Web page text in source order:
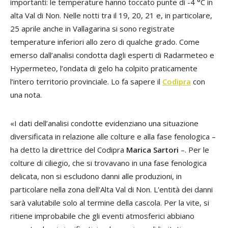
importanti: le temperature hanno toccato punte di -4 °C in
alta Val di Non. Nelle notti tra il 19, 20, 21 e, in particolare,
25 aprile anche in Vallagarina si sono registrate
temperature inferiori allo zero di qualche grado. Come
emerso dall’analisi condotta dagli esperti di Radarmeteo e
Hypermeteo, l’ondata di gelo ha colpito praticamente
l’intero territorio provinciale. Lo fa sapere il Codipra con
una nota.
«I dati dell’analisi condotte evidenziano una situazione
diversificata in relazione alle colture e alla fase fenologica –
ha detto la direttrice del Codipra Marica Sartori –. Per le
colture di ciliegio, che si trovavano in una fase fenologica
delicata, non si escludono danni alle produzioni, in
particolare nella zona dell'Alta Val di Non. L'entità dei danni
sarà valutabile solo al termine della cascola. Per la vite, si
ritiene improbabile che gli eventi atmosferici abbiano